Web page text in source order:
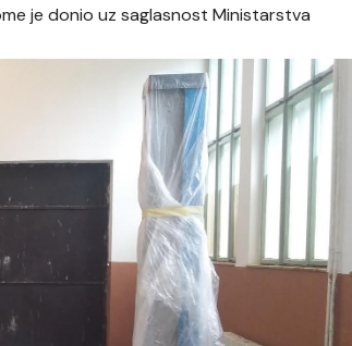
je donio uz saglasnost Ministarstva